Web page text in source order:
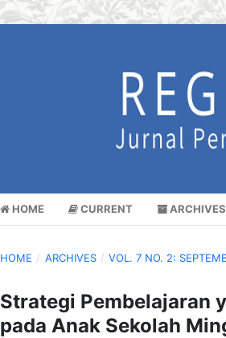
HOME CURRENT ARCHIVES
HOME / ARCHIVES / VOL. 7 NO. 2:
Strategi Pembelajaran
pada Anak Sekolah